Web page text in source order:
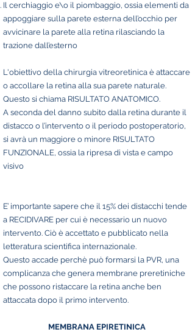
Il cerchiaggio e\o il piombaggio, ossia elementi da
appoggiare sulla parete esterna dell’occhio per
avvicinare la parete alla retina rilasciando la
trazione dall’esterno
L'obiettivo della chirurgia vitreoretinica è attaccare
o accollare la retina alla sua parete naturale.
Questo si chiama RISULTATO ANATOMICO.
A seconda del danno subito dalla retina durante il
distacco o l’intervento o il periodo postoperatorio,
si avrà un maggiore o minore RISULTATO
FUNZIONALE, ossia la ripresa di vista e campo
visivo
E’ importante sapere che il 15% dei distacchi tende
a RECIDIVARE per cui è necessario un nuovo
intervento. Ciò è accettato e pubblicato nella
letteratura scientifica internazionale.
Questo accade perchè può formarsi la PVR, una
complicanza che genera membrane preretiniche
che possono ristaccare la retina anche ben
attaccata dopo il primo intervento.
MEMBRANA EPIRETINICA